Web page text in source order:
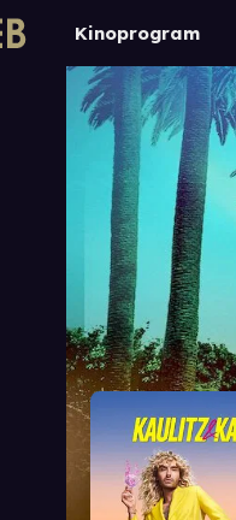
Kinoprogram